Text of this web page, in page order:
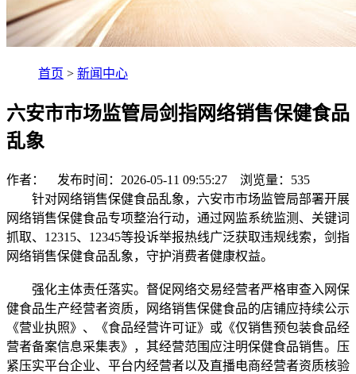
首页 > 新闻中心
六安市市场监管局剑指网络销售保健食品
乱象
作者： 发布时间：2026-05-11 09:55:27 浏览量： 535
针对网络销售保健食品乱象，六安市市场监管局部署开展
网络销售保健食品专项整治行动，通过网监系统监测、关键词
抓取、12315、12345等投诉举报热线广泛获取违规线索，剑指
网络销售保健食品乱象，守护消费者健康权益。
强化主体责任落实。督促网络交易经营者严格审查入网保
健食品生产经营者资质，网络销售保健食品的店铺应持续公示
《营业执照》、《食品经营许可证》或《仅销售预包装食品经
营者备案信息采集表》，其经营范围应注明保健食品销售。压
紧压实平台企业、平台内经营者以及直播电商经营者资质核验